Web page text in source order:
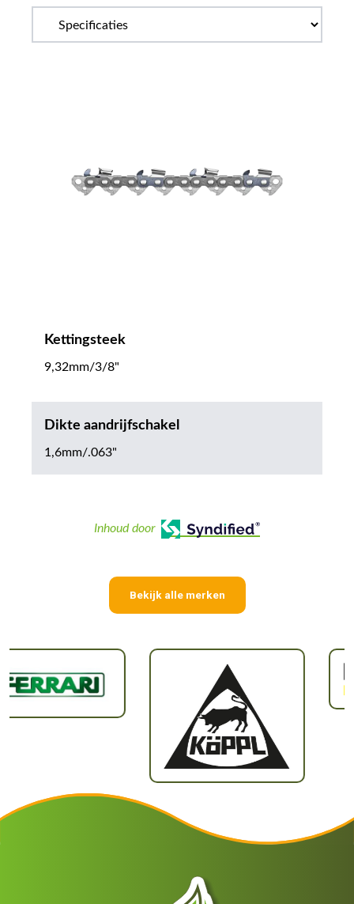
Kettingsteek
9,32mm/3/8"
Dikte aandrijfschakel
1,6mm/.063"
Inhoud door
Bekijk alle merken